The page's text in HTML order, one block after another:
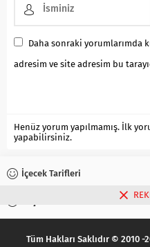
Daha sonraki yorumlarımda
adresim ve site adresim bu
Henüz yorum yapılmamış. İlk
yapabilirsiniz.
İçecek Tarifleri
Tüm Hakları Saklıdır © 2010 -